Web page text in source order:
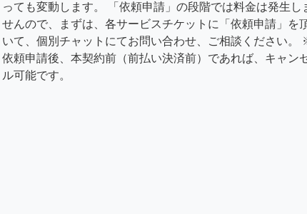
っても変動します。 「依頼申請」の段階では料金は発生し
せんので、まずは、各サービスチケットに「依頼申請」を
いて、個別チャットにてお問い合わせ、ご相談ください。
依頼申請後、本契約前（前払い決済前）であれば、キャン
ル可能です。